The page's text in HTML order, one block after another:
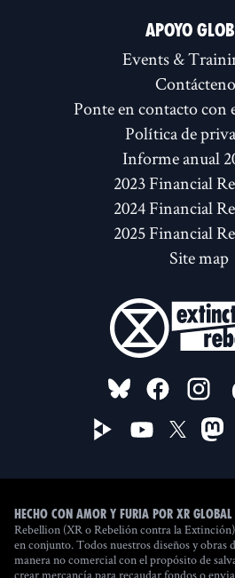
APOYO
Events &
Ponte en contacto con
Política de
Informe anual
2023 Financial
2024 Financial
2025 Financial
Site map
FOLLOW
Hecho con amor y furia por XR
Rebellion (XR o Rebelión contra la
en conjunto. Todos nuestros diseños y obras
manera no comercial con el propósito de
crear mercancía para recaudar fondos o